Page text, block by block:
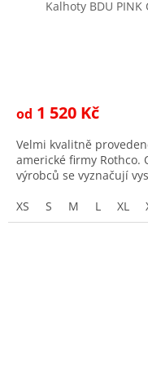
Kalhoty BDU PINK
od 1 520 Kč
Velmi kvalitně
americké firmy Rothco.
výrobců se vyznačují
XS
S M L XL